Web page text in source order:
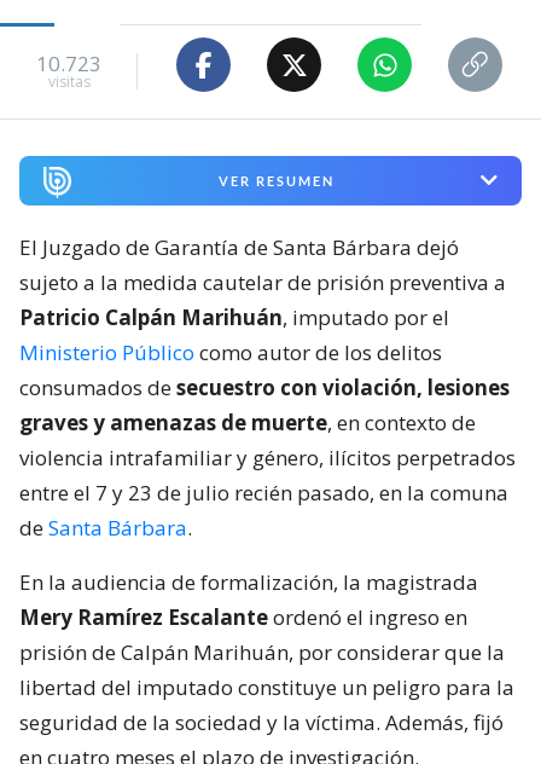
10.723
visitas
VER RESUMEN
El Juzgado de Garantía de Santa Bárbara dejó
sujeto a la medida cautelar de prisión preventiva a
Patricio Calpán Marihuán, imputado por el
Ministerio Público como autor de los delitos
consumados desecuestro con violación, lesiones
graves y amenazas de muerte, en contexto de
violencia intrafamiliar y género, ilícitos perpetrados
entre el 7 y 23 de julio recién pasado, en la comuna
deSanta Bárbara.
En la audiencia de formalización, la magistrada
Mery Ramírez Escalanteordenó el ingreso en
prisión de Calpán Marihuán, por considerar que la
libertad del imputado constituye un peligro para la
seguridad de la sociedad y la víctima. Además, fijó
en cuatro meses el plazo de investigación.